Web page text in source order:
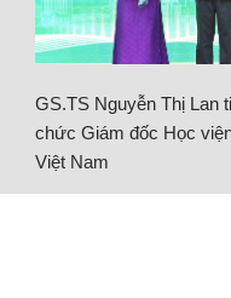
GS.TS Nguyễn Thị Lan
chức Giám đốc Học
Việt Nam